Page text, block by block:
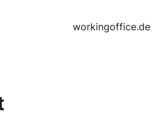
workingoffice.de